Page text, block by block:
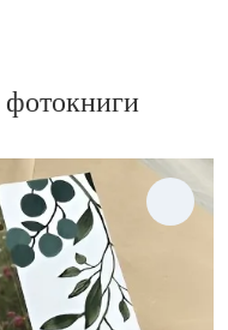
фотокниги